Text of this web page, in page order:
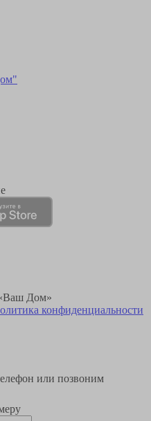
Дом»
конфиденциальности
или позвоним